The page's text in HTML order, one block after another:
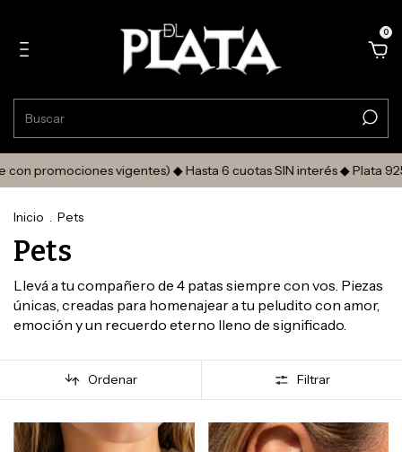
0
vigentes) ◆ Hasta 6 cuotas SIN interés ◆ Plata 925
Inicio . Pets
Pets
Llevá a tu compañero de 4 patas siempre con vos. Piezas
únicas, creadas para homenajear a tu peludito con amor,
emoción y un recuerdo eterno lleno de significado.
Ordenar Filtrar